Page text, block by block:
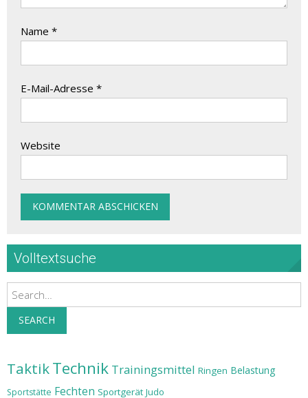
Name *
E-Mail-Adresse *
Website
Volltextsuche
Search
SEARCH
TaktikTechnik Trainingsmittel Ringen Belastung
Sportstätte Fechten Sportgerät Judo